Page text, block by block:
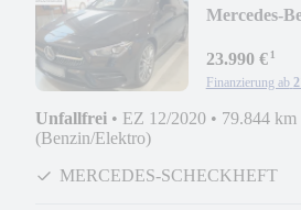
Mercedes-
23.990 €¹
Finanzierung ab
Unfallfrei • EZ 12/2020 • 79.844 km
(Benzin/Elektro)
MERCEDES-SCHECKHEFT